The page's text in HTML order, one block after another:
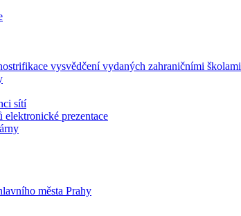
vysvědčení vydaných zahraničními školami
sítí
prezentace
města Prahy